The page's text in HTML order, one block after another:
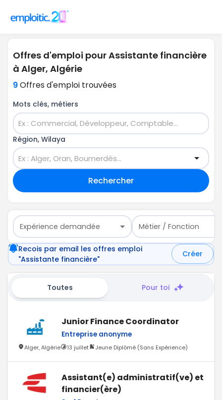
Offres d'emploi pour Assistante financière
à Alger, Algérie
9Offres d'emploi trouvées
Mots clés, métiers
Région, Wilaya
Rechercher
Expérience demandée Métier / Fonction
Recois par email les offres emploi
"Assistante financière"
Créer
Toutes Pour toi
Junior Finance Coordinator
Entreprise anonyme
Alger, Algérie 13 juillet Jeune Diplômé (Sans Expérience)
Assistant(e) administratif(ve) et
financier(ère)